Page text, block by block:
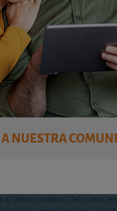
serán los que transmitan
del valor de transmisión
sin descontar los
pero sí deberá presentar declaración
al valor catastral del suelo